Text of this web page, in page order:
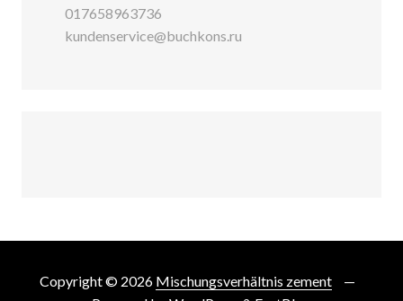
017658963736
kundenservice@buchkons.ru
Copyright © 2026 Mischungsverhältnis zement